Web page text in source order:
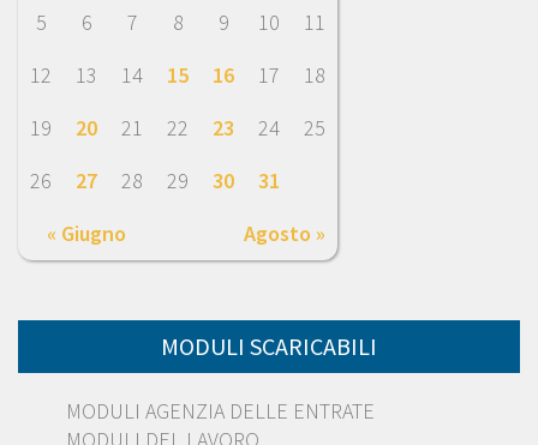
« Giugno Agosto »
5
6 7 8 9 10
11
12
13 14 15 16 17
18
19
20 21 22 23 24
25
26
27 28 29 30 31
MODULI SCARICABILI
MODULI AGENZIA DELLE ENTRATE